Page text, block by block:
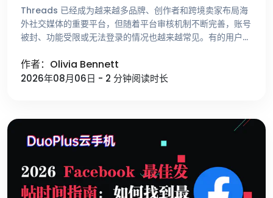
Threads 已经成为越来越多品牌、创作者和跨境卖家布局海
外社交媒体的重要平台，但随着平台审核机制不断完善，账号
被封、功能受限或无法登录的情况也越来越常见。有的用户刚
法发帖，还有一些用 …
作者：Olivia Bennett
2026年08月06日 - 2 分钟阅读时长